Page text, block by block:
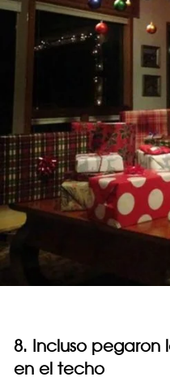
8. Incluso pegaron
en el techo